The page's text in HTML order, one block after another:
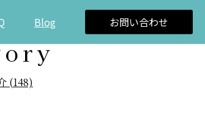
Blog お問い合わせ
(148)